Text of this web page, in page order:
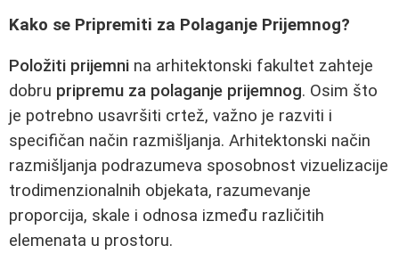
Kako se Pripremiti za Polaganje Prijemnog?
Položiti prijemni na arhitektonski fakultet zahteje
dobru pripremu za polaganje prijemnog. Osim što
je potrebno usavršiti crtež, važno je razviti i
specifičan način razmišljanja. Arhitektonski način
razmišljanja podrazumeva sposobnost vizuelizacije
trodimenzionalnih objekata, razumevanje
proporcija, skale i odnosa između različitih
elemenata u prostoru.